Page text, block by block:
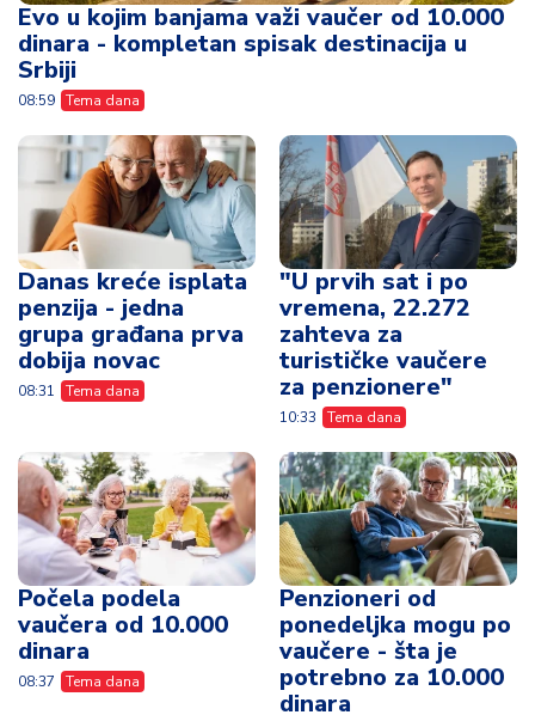
Evo u kojim banjama važi vaučer od 10.000
dinara - kompletan spisak destinacija u
Srbiji
08:59 Tema dana
Danas kreće isplata
penzija - jedna
grupa građana prva
dobija novac
08:31 Tema dana
"U prvih sat i po
vremena, 22.272
zahteva za
turističke vaučere
za penzionere"
10:33 Tema dana
Počela podela
vaučera od 10.000
dinara
08:37 Tema dana
Penzioneri od
ponedeljka mogu po
vaučere - šta je
potrebno za 10.000
dinara